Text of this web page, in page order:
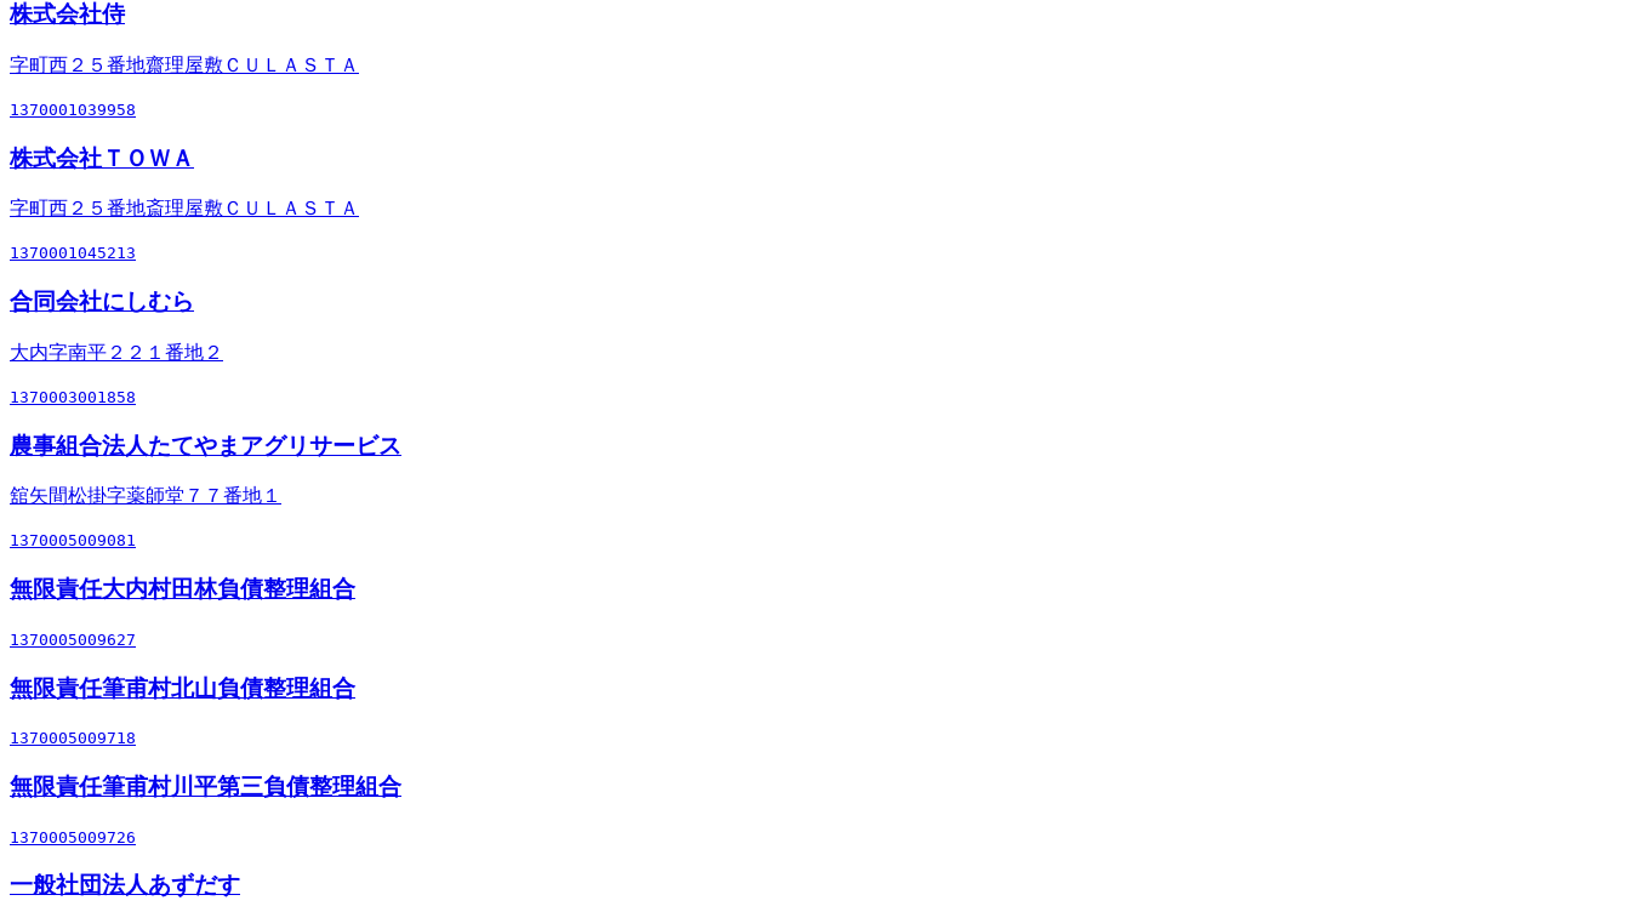
株式会社侍
字町西２５番地齋理屋敷ＣＵＬＡＳＴＡ
1370001039958
株式会社ＴＯＷＡ
字町西２５番地斎理屋敷ＣＵＬＡＳＴＡ
1370001045213
合同会社にしむら
大内字南平２２１番地２
1370003001858
農事組合法人たてやまアグリサービス
舘矢間松掛字薬師堂７７番地１
1370005009081
無限責任大内村田林負債整理組合
1370005009627
無限責任筆甫村北山負債整理組合
1370005009718
無限責任筆甫村川平第三負債整理組合
1370005009726
一般社団法人あずだす